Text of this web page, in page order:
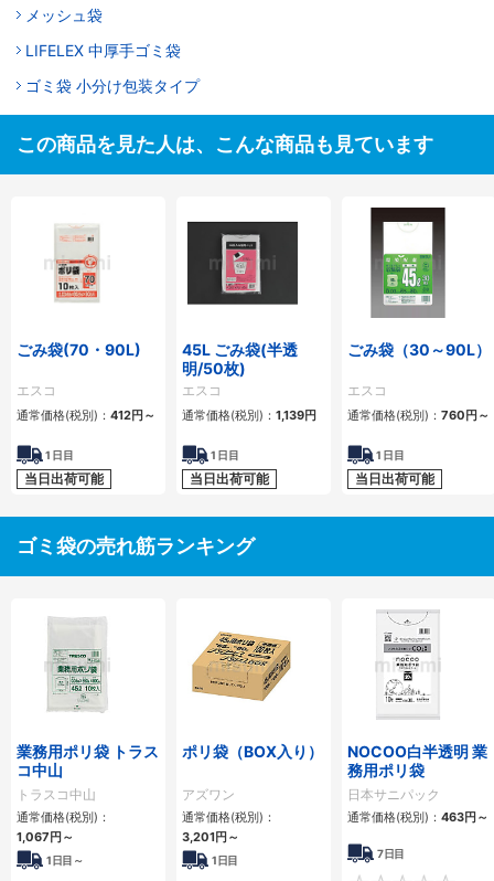
メッシュ袋
LIFELEX 中厚手ゴミ袋
ゴミ袋 小分け包装タイプ
この商品を見た人は、こんな商品も見ています
ごみ袋(70・90L)
エスコ
通常価格(税別)： 412円 ～
1 日目
当日出荷可能
45L ごみ袋(半透
明/50枚)
エスコ
通常価格(税別)： 1,139円
1 日目
当日出荷可能
ごみ袋（30～90L）
エスコ
通常価格(税別)： 760円 ～
1 日目
当日出荷可能
ゴミ袋の売れ筋ランキング
業務用ポリ袋 トラス
コ中山
トラスコ中山
通常価格(税別)：
1,067円 ～
1日目～
ポリ袋（BOX入り）
アズワン
通常価格(税別)：
3,201円 ～
1日目
NOCOO白半透明 業
務用ポリ袋
日本サニパック
通常価格(税別)： 463円 ～
7日目